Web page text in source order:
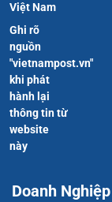
Việt Nam
Ghi rõ
nguồn
"vietnampost.vn"
khi phát
hành lại
thông tin từ
website
này
Doanh Nghiệp